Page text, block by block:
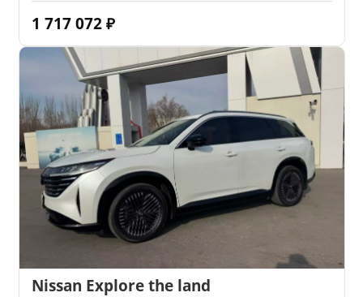
1 717 072 ₽
Nissan Explore the land